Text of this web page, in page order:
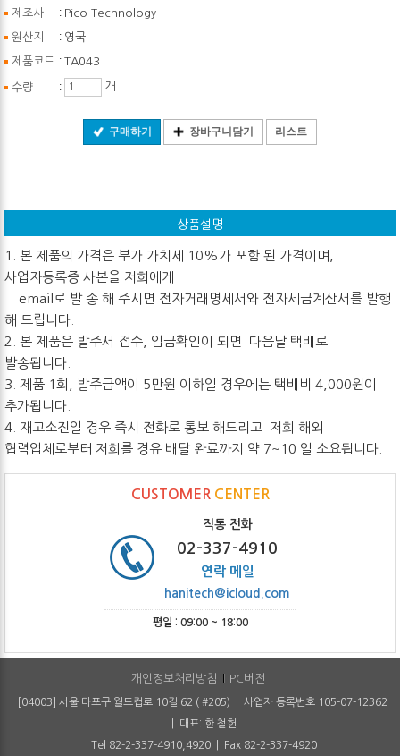
제조사 : Pico Technology
원산지 : 영국
제품코드 : TA043
수량 : 개
구매하기 장바구니담기 리스트
상품설명
1. 본 제품의 가격은 부가 가치세 10%가 포함 된 가격이며,
사업자등록증 사본을 저희에게
email로 발 송 해 주시면 전자거래명세서와 전자세금계산서를 발행
해 드립니다.
2. 본 제품은 발주서 접수, 입금확인이 되면 다음날 택배로
발송됩니다.
3. 제품 1회, 발주금액이 5만원 이하일 경우에는 택배비 4,000원이
추가됩니다.
4. 재고소진일 경우 즉시 전화로 통보 해드리고 저희 해외
협력업체로부터 저희를 경유 배달 완료까지 약 7~10 일 소요됩니다.
CUSTOMER CENTER
직통 전화
02-337-4910
연락 메일
hanitech@icloud.com
평일 : 09:00 ~ 18:00
개인정보처리방침 PC버전
[04003] 서울 마포구 월드컵로 10길 62 ( #205) | 사업자 등록번호 105-07-12362
| 대표: 한 철헌
Tel 82-2-337-4910,4920 | Fax 82-2-337-4920